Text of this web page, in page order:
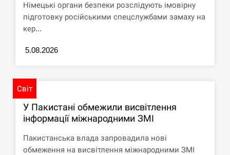
11:23
Россияне ударили “Бардеролями” по Харькову,
есть пострадавшие
Німецькі органи безпеки розслідують імовірну
підготовку російськими спецслужбами замаху на
кер...
5.08.2026
Світ
У Пакистані обмежили висвітлення
інформації міжнародними ЗМІ
Пакистанська влада запровадила нові
обмеження на висвітлення міжнародними ЗМІ